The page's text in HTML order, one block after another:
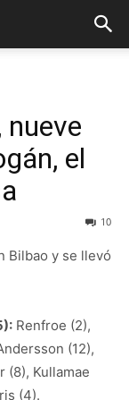
el
10
Bilbao y se llevó
Renfroe (2),
(12),
(8), Kullamae
(4).